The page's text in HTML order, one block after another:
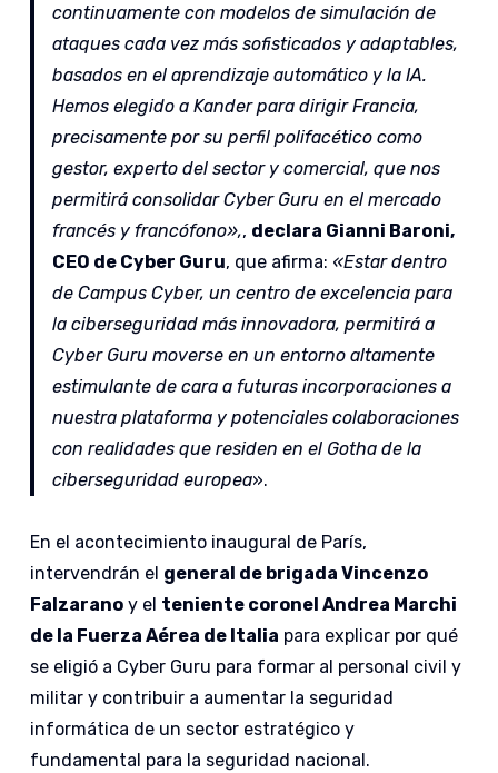
continuamente con modelos de simulación de
ataques cada vez más sofisticados y adaptables,
basados en el aprendizaje automático y la IA.
Hemos elegido a Kander para dirigir Francia,
precisamente por su perfil polifacético como
gestor, experto del sector y comercial, que nos
permitirá consolidar Cyber Guru en el mercado
francés y francófono»,, declara Gianni Baroni,
CEO de Cyber Guru, que afirma: «Estar dentro
de Campus Cyber, un centro de excelencia para
la ciberseguridad más innovadora, permitirá a
Cyber Guru moverse en un entorno altamente
estimulante de cara a futuras incorporaciones a
nuestra plataforma y potenciales colaboraciones
con realidades que residen en el Gotha de la
ciberseguridad europea».
En el acontecimiento inaugural de París,
intervendrán el general de brigada Vincenzo
Falzarano y el teniente coronel Andrea Marchi
de la Fuerza Aérea de Italia para explicar por qué
se eligió a Cyber Guru para formar al personal civil y
militar y contribuir a aumentar la seguridad
informática de un sector estratégico y
fundamental para la seguridad nacional.